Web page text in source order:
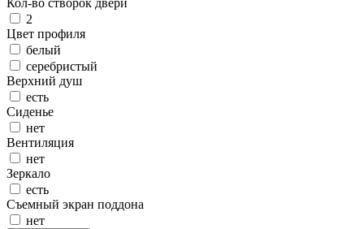
Кол-во створок двери
2
Цвет профиля
белый
серебристый
Верхний душ
есть
Сиденье
нет
Вентиляция
нет
Зеркало
есть
Съемный экран поддона
нет